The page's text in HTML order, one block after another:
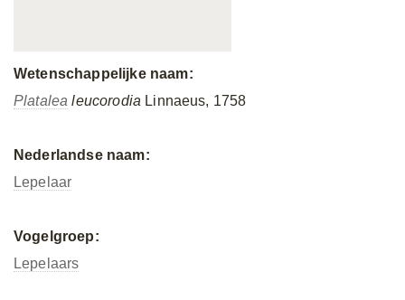
Wetenschappelijke naam:
Platalea leucorodia Linnaeus, 1758
Nederlandse naam:
Lepelaar
Vogelgroep:
Lepelaars